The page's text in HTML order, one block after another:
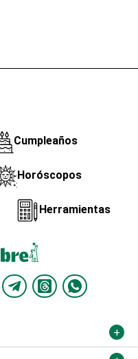
Cumpleaños
Horóscopos
Herramientas